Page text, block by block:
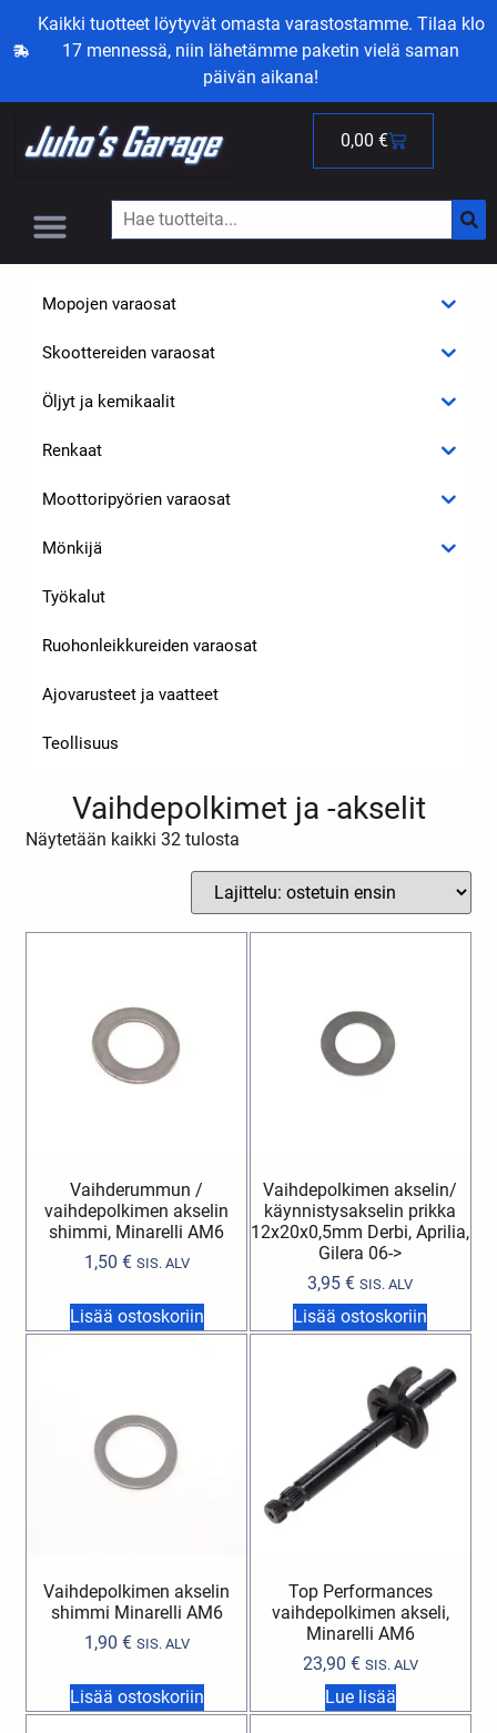
Kaikki tuotteet löytyvät omasta varastostamme. Tilaa klo
17 mennessä, niin lähetämme paketin vielä saman
päivän aikana!
0,00 €
Mopojen varaosat
Skoottereiden varaosat
Öljyt ja kemikaalit
Renkaat
Moottoripyörien varaosat
Mönkijä
Työkalut
Ruohonleikkureiden varaosat
Ajovarusteet ja vaatteet
Teollisuus
Vaihdepolkimet ja -akselit
Näytetään kaikki 32 tulosta
Vaihderummun /
vaihdepolkimen akselin
shimmi, Minarelli AM6
1,50 € SIS. ALV
Lisää ostoskoriin
Vaihdepolkimen akselin/
käynnistysakselin prikka
12x20x0,5mm Derbi, Aprilia,
Gilera 06->
3,95€ SIS. ALV
Lisää ostoskoriin
Vaihdepolkimen akselin
shimmi Minarelli AM6
1,90 € SIS. ALV
Lisää ostoskoriin
Top Performances
vaihdepolkimen akseli,
Minarelli AM6
23,90 € SIS. ALV
Lue lisää